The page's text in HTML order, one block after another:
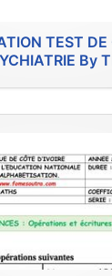
TEST DE
By